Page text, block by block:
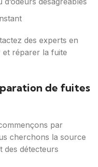
des experts en
réparer la fuite
de fuites
par
cherchons la source
des détecteurs